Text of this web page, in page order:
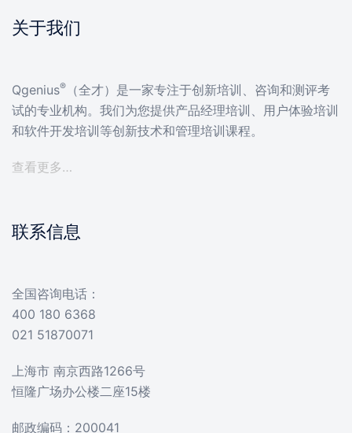
关于我们
Qgenius®
（全才）是一家专注于创新培训、咨询和测评考
试的专业机构。我们为您提供产品经理培训、用户体验培训
和软件开发培训等创新技术和管理培训课程。
查看更多…
联系信息
全国咨询电话：
400 180 6368
021 51870071
上海市 南京西路1266号
恒隆广场办公楼二座15楼
邮政编码：200041